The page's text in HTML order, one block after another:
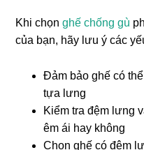
Khi chọnghế chống gù
của bạn, hãy lưu ý các
Đảm bảo ghế có
tựa lưng
Kiểm tra đệm lưng
êm ái hay không
Chọn ghế có đệm